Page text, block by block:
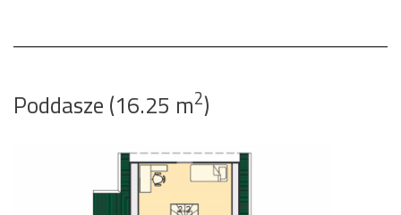
Poddasze (16.25 m2)